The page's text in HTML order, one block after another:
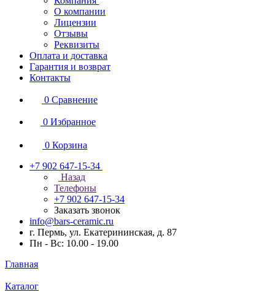
О компании
Лицензии
Отзывы
Реквизиты
Оплата и доставка
Гарантия и возврат
Контакты
0 Сравнение
0 Избранное
0 Корзина
+7 902 647-15-34
Назад
Телефоны
+7 902 647-15-34
Заказать звонок
info@bars-ceramic.ru
г. Пермь, ул. Екатерининская, д. 87
Пн - Вс: 10.00 - 19.00
Главная
Каталог